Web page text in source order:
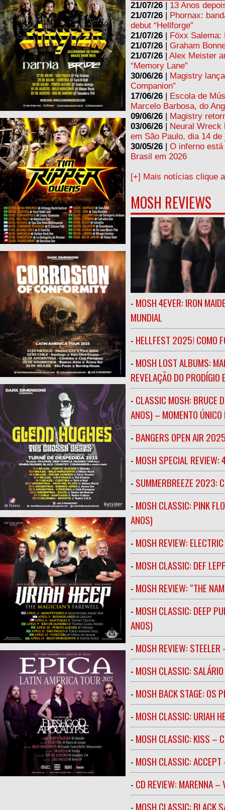
21/07/26
13 Anos
21/07/26
Phornax:
debut “Hellforge”
21/07/26
Föxx Salema:
21/07/26
Graham
21/07/26
Alex Meister
“Memory Lane”
30/06/26
Magistry
Companion”
17/06/26
Escola de
Marcelo Barbosa, do
09/06/26
Magistry
03/06/26
Neural Wreck
em São Paulo, dia 14 de
30/05/26
O inferno
Brasil em 2026
[+] Mais notícias clique
MOSH REVIEWS
- MOSH 4EVER: IRON
MUNDIAL
- HELLFEST 2025! COMO
- MOSH LOST ALBUMS:
REVELAÇÃO DO
- CLASSIC MOSH: BRUCE
ANOS) – MOMENTO ÚNICO
- BANGERS OPEN AIR
- MOSH SPECIAL REVIEW:
- SUMMERBREEZE 2023:
- MOSH CLASSIC: PINK
ANOS)
- MOSH REVIEW:
- MOSH CLASSIC: DEF
- MOSH REVIEW: “THE
- MOSH CLASSIC: DEEP
ANOS)
- MOSH REVIEW: STEELER
- MOSH CLASSIC:
- MOSH BACK STAGE: OS
- MOSH CLASSIC: URIAH
- MOSH CLASSIC: KISS –
- MOSH CLASSIC:
- CD REVIEW: MARENNA –
- MOSH CLASSIC: BLACK